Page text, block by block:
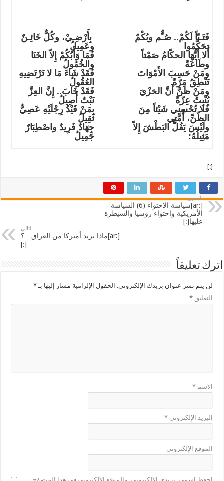
فَتَـبّاً لَكُمْ.. صُـٌّم وبُكْمٌ
تحَكَّمُوا
أَلا أَيُّهَا الحكّامُ صَمْتاً
وطَاعَةً
ومَنْ حَسِبَ الأَمْوَاتَ
تَنْطِقُ مَرّةً
ومَنْ ظَنَّ أَنَّ الخزْيَ
يُنْبِتُ عِزّةً
فَلا تُحْسِنِي شَيْئاً مِنَ
الظّنِّ، أُمَّتِي
ولَيْسَ يَفُلُّ البَطْشَ إِلاّ
مَثِيلُهُ:
بِأَرْضِـيْ، وكُلٌّ خَائِـنٌ
وعَمِيلُ
فَمَا وَأْبُكُمْ إِلاّ الخَنَا
والخُمُولُ
فَقَدْ شَاءَ مَا لا تَرْتَضِيهِ
العُقُولُ
فَقَدْ خَابَ.. إِنَّ العِزَّ
نَبْتٌ أَصِيلُ
بِمَنْ قَيْدُ رِجْلَيْهِ عَصِيٌّ
ثَقِيلُ
جِهَادٌ فَرِيدٌ واصْطِبَارٌ
جَمِيلُ
[:]
السابق
[:ar]سياسة الاحتواء (6) السياسة
الأمريكية واحتواء روسيا والسيطرة
عليها[:]
التالي
[:ar]ماذا تريد أميركا من العراق…؟
[:]
اترك تعليقاً
لن يتم نشر عنوان بريدك الإلكتروني. الحقول الإلزامية مشار إليها بـ*
التعليق*
الاسم*
البريد الإلكتروني*
الموقع الإلكتروني
احفظ اسمي، بريدي الإلكتروني، والموقع الإلكتروني في هذا المتصفح